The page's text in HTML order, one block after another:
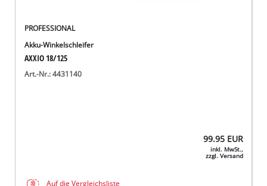
PROFESSIONAL
Akku-Winkelschleifer
AXXIO 18/125
Art.-Nr.: 4431140
99.95 EUR
inkl. MwSt.,
zzgl. Versand
Auf die Vergleichsliste